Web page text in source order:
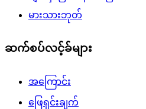
မားသားဘုတ်
ဆက်စပ်လင့်ခ်များ
အကြောင်း
ဖြေရှင်းချက်